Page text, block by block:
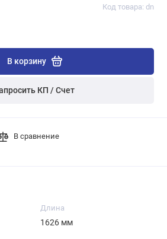
Код товара: dn
В корзину
КП / Счет
В сравнение
Длина
1626 мм